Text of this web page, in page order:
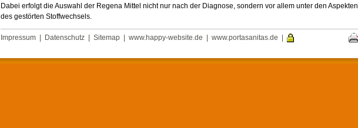
Dabei erfolgt die Auswahl der Regena Mittel nicht nur nach der Diagnose, sondern vor allem unter den Aspekten
des gestörten Stoffwechsels.
Impressum Datenschutz Sitemap www.happy-website.de www.portasanitas.de